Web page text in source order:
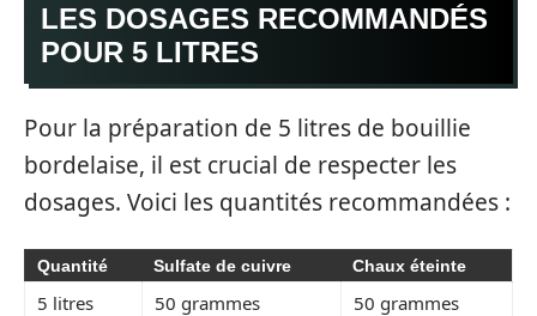
LES DOSAGES RECOMMANDÉS
POUR 5 LITRES
Pour la préparation de 5 litres de bouillie
bordelaise, il est crucial de respecter les
dosages. Voici les quantités recommandées :
Quantité Sulfate de cuivre Chaux éteinte
5 litres 50 grammes 50 grammes